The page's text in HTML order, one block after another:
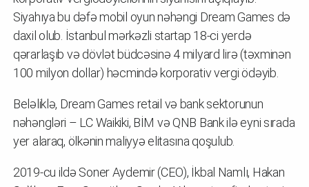
Siyahıya bu dəfə mobil oyun nəhəngi Dream Games də
daxil olub. İstanbul mərkəzli startap 18-ci yerdə
qərarlaşıb və dövlət büdcəsinə 4 milyard lirə (təxminən
100 milyon dollar) həcmində korporativ vergi ödəyib.
Beləliklə, Dream Games retail və bank sektorunun
nəhəngləri – LC Waikiki, BİM və QNB Bank ilə eyni sırada
yer alaraq, ölkənin maliyyə elitasına qoşulub.
2019-cu ildə Soner Aydemir (CEO), İkbal Namlı, Hakan